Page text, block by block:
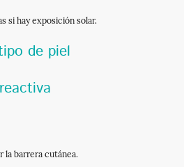
si hay exposición solar.
de piel
la barrera cutánea.